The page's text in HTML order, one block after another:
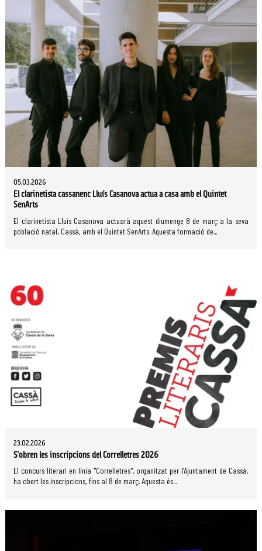
05.03.2026
El clarinetista cassanenc Lluís Casanova actua a casa amb el Quintet
SenArts
El clarinetista Lluís Casanova actuarà aquest diumenge 8 de març a la seva
població natal, Cassà, amb el Quintet SenArts. Aquesta formació de...
23.02.2026
S'obren les inscripcions del Correlletres 2026
El concurs literari en línia "Correlletres", organitzat per l’Ajuntament de Cassà,
ha obert les inscripcions, fins al 8 de març. Aquesta és...